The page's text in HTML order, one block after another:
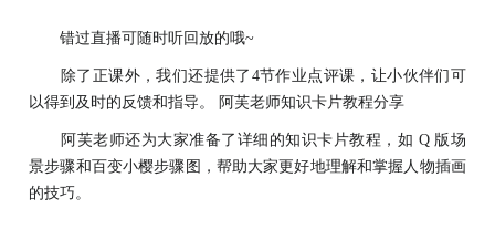
错过直播可随时听回放的哦~
除了正课外，我们还提供了4节作业点评课，让小伙伴们可
以得到及时的反馈和指导。 阿芙老师知识卡片教程分享
阿芙老师还为大家准备了详细的知识卡片教程，如 Q 版场
景步骤和百变小樱步骤图，帮助大家更好地理解和掌握人物插画
的技巧。